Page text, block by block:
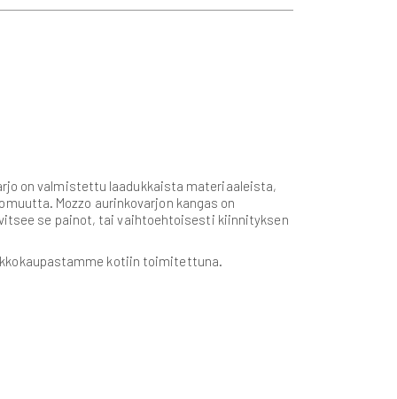
on valmistettu laadukkaista materiaaleista,
Mozzo aurinkovarjon kangas on
se painot, tai vaihtoehtoisesti kiinnityksen
kotiin toimitettuna.